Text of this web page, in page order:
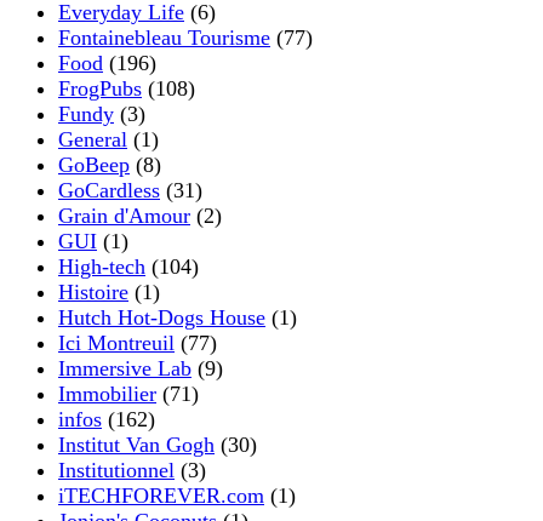
Everyday Life (6)
Fontainebleau Tourisme (77)
Food (196)
FrogPubs (108)
Fundy (3)
General (1)
GoBeep (8)
GoCardless (31)
Grain d'Amour (2)
GUI (1)
High-tech (104)
Histoire (1)
Hutch Hot-Dogs House (1)
Ici Montreuil (77)
Immersive Lab (9)
Immobilier (71)
infos (162)
Institut Van Gogh (30)
Institutionnel (3)
iTECHFOREVER.com (1)